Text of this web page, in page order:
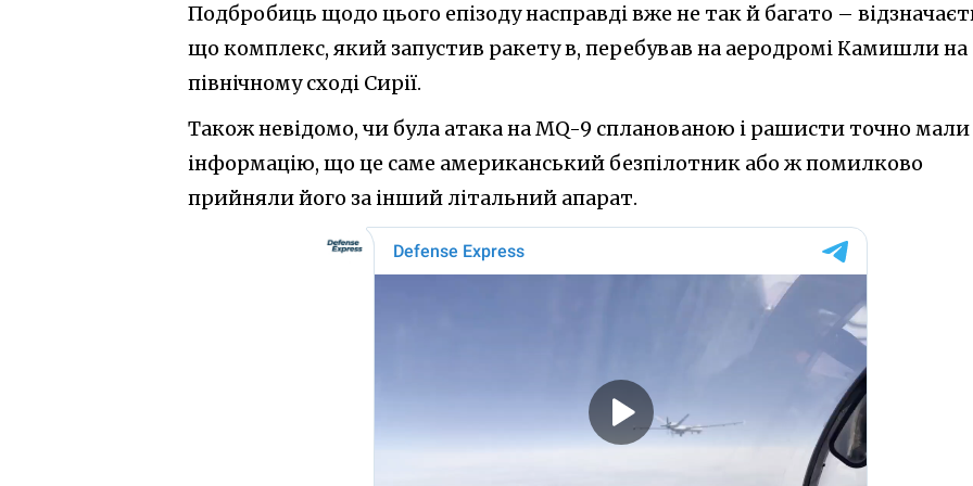
Подбробиць щодо цього епізоду насправді вже не так й багато –
що комплекс, який запустив ракету в, перебував на аеродромі Камишли на
північному сході Сирії.
Також невідомо, чи була атака на MQ-9 спланованою і рашисти точно мали
інформацію, що це саме американський безпілотник або ж помилково
прийняли його за інший літальний апарат.